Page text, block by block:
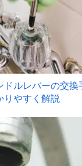
ドルレバーの交換
りやすく解説